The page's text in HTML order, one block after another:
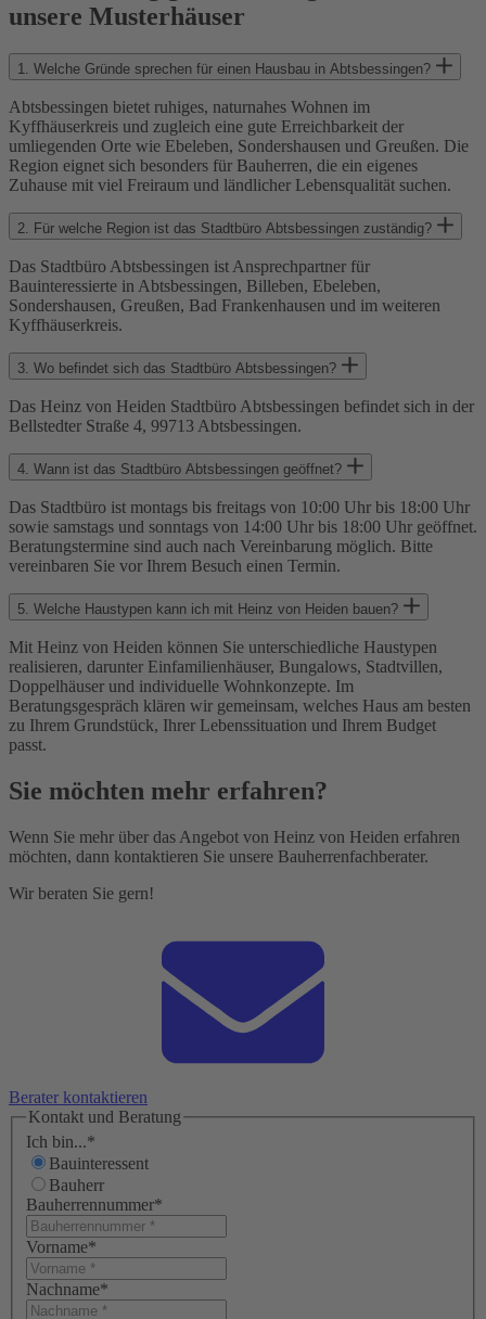
unsere Musterhäuser
1. Welche Gründe sprechen für einen Hausbau in Abtsbessingen?
Abtsbessingen bietet ruhiges, naturnahes Wohnen im
Kyffhäuserkreis und zugleich eine gute Erreichbarkeit der
umliegenden Orte wie Ebeleben, Sondershausen und Greußen. Die
Region eignet sich besonders für Bauherren, die ein eigenes
Zuhause mit viel Freiraum und ländlicher Lebensqualität suchen.
2. Für welche Region ist das Stadtbüro Abtsbessingen zuständig?
Das Stadtbüro Abtsbessingen ist Ansprechpartner für
Bauinteressierte in Abtsbessingen, Billeben, Ebeleben,
Sondershausen, Greußen, Bad Frankenhausen und im weiteren
Kyffhäuserkreis.
3. Wo befindet sich das Stadtbüro Abtsbessingen?
Das Heinz von Heiden Stadtbüro Abtsbessingen befindet sich in der
Bellstedter Straße 4, 99713 Abtsbessingen.
4. Wann ist das Stadtbüro Abtsbessingen geöffnet?
Das Stadtbüro ist montags bis freitags von 10:00 Uhr bis 18:00 Uhr
sowie samstags und sonntags von 14:00 Uhr bis 18:00 Uhr geöffnet.
Beratungstermine sind auch nach Vereinbarung möglich. Bitte
vereinbaren Sie vor Ihrem Besuch einen Termin.
5. Welche Haustypen kann ich mit Heinz von Heiden bauen?
Mit Heinz von Heiden können Sie unterschiedliche Haustypen
realisieren, darunter Einfamilienhäuser, Bungalows, Stadtvillen,
Doppelhäuser und individuelle Wohnkonzepte. Im
Beratungsgespräch klären wir gemeinsam, welches Haus am besten
zu Ihrem Grundstück, Ihrer Lebenssituation und Ihrem Budget
passt.
Sie möchten mehr erfahren?
Wenn Sie mehr über das Angebot von Heinz von Heiden erfahren
möchten, dann kontaktieren Sie unsere Bauherrenfachberater.
Wir beraten Sie gern!
Berater kontaktieren
Kontakt und Beratung
Ich bin...*
Bauinteressent
Bauherr
Bauherrennummer*
Vorname*
Nachname*